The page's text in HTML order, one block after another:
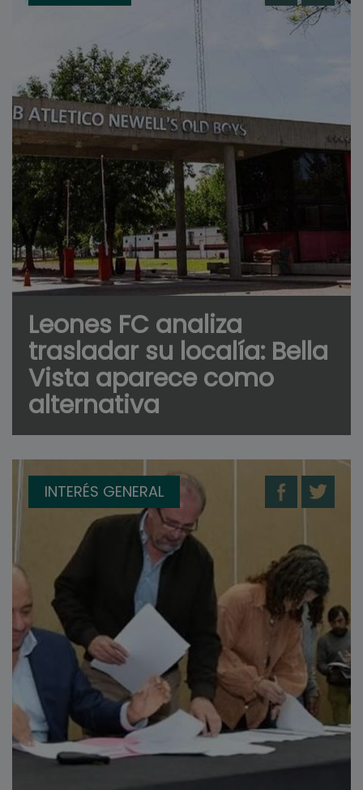
Leones FC analiza
trasladar su localía: Bella
Vista aparece como
alternativa
INTERÉS GENERAL